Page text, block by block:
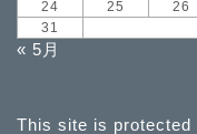
24
25 26
31
« 5月
This site is protected